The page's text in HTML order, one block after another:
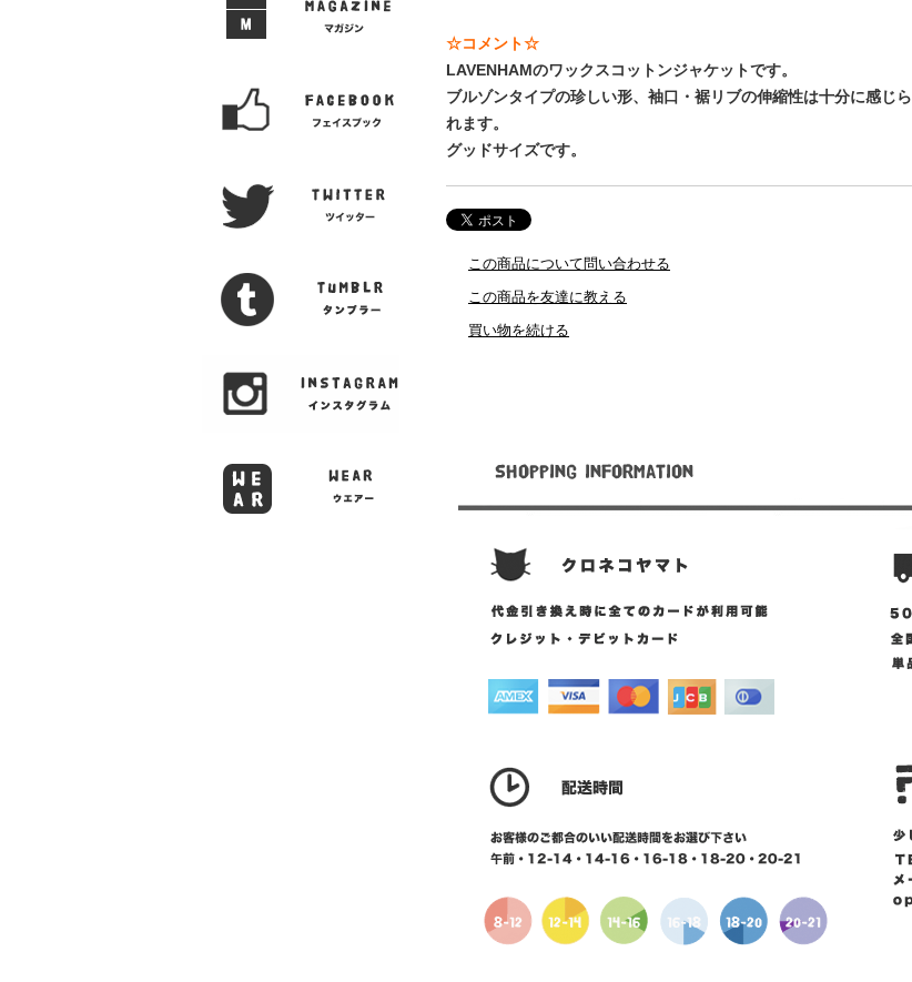
☆コメント☆
LAVENHAMのワックスコットンジャケットです。
ブルゾンタイプの珍しい形、袖口・裾リブの伸縮性は十分に感じら
れます。
グッドサイズです。
この商品について問い合わせる
この商品を友達に教える
買い物を続ける